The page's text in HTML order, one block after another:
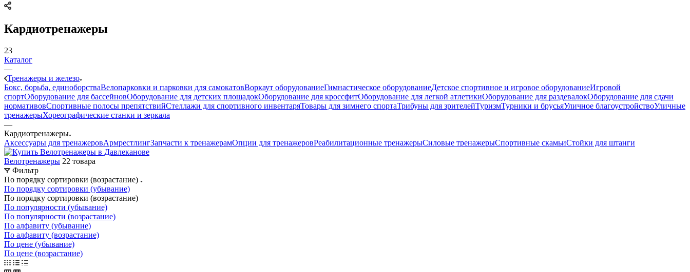
Кардиотренажеры
23
Каталог
—
Тренажеры и железо
Бокс, борьба, единоборстваВелопарковки и парковки для самокатовВоркаут оборудованиеГимнастическое оборудованиеДетское спортивное и игровое оборудованиеИгровой
спортОборудование для бассейновОборудование для детских площадокОборудование для кроссфитОборудование для легкой атлетикиОборудование для раздевалокОборудование для сдачи
нормативовСпортивные полосы препятствийСтеллажи для спортивного инвентаряТовары для зимнего спортаТрибуны для зрителейТуризмТурники и брусьяУличное благоустройствоУличные
тренажерыХореографические станки и зеркала
—
Кардиотренажеры
Аксессуары для тренажеровАрмрестлингЗапчасти к тренажерамОпции для тренажеровРеабилитационные тренажерыСиловые тренажерыСпортивные скамьиСтойки для штанги
Велотренажеры 22 товара
Фильтр
По порядку сортировки (возрастание)
По порядку сортировки (убывание)
По порядку сортировки (возрастание)
По популярности (убывание)
По популярности (возрастание)
По алфавиту (убывание)
По алфавиту (возрастание)
По цене (убывание)
По цене (возрастание)